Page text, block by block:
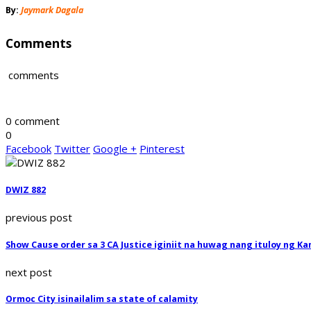
By: Jaymark Dagala
Comments
comments
0 comment
0
Facebook Twitter Google + Pinterest
DWIZ 882
previous post
Show Cause order sa 3 CA Justice iginiit na huwag nang ituloy ng
next post
Ormoc City isinailalim sa state of calamity